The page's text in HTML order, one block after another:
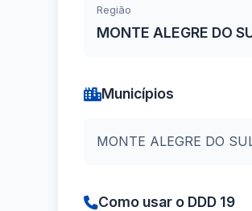
Região
MONTE ALEGRE DO
Municípios
MONTE ALEGRE DO
Como usar o DDD 19